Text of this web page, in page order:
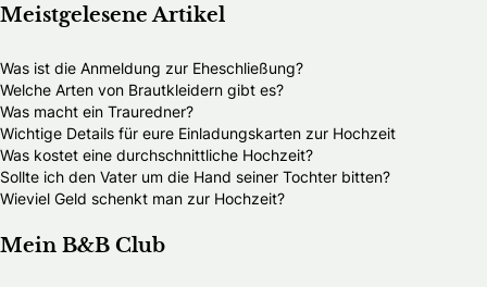
Meistgelesene Artikel
Was ist die Anmeldung zur Eheschließung?
Welche Arten von Brautkleidern gibt es?
Was macht ein Trauredner?
Wichtige Details für eure Einladungskarten zur Hochzeit
Was kostet eine durchschnittliche Hochzeit?
Sollte ich den Vater um die Hand seiner Tochter bitten?
Wieviel Geld schenkt man zur Hochzeit?
Mein B&B Club